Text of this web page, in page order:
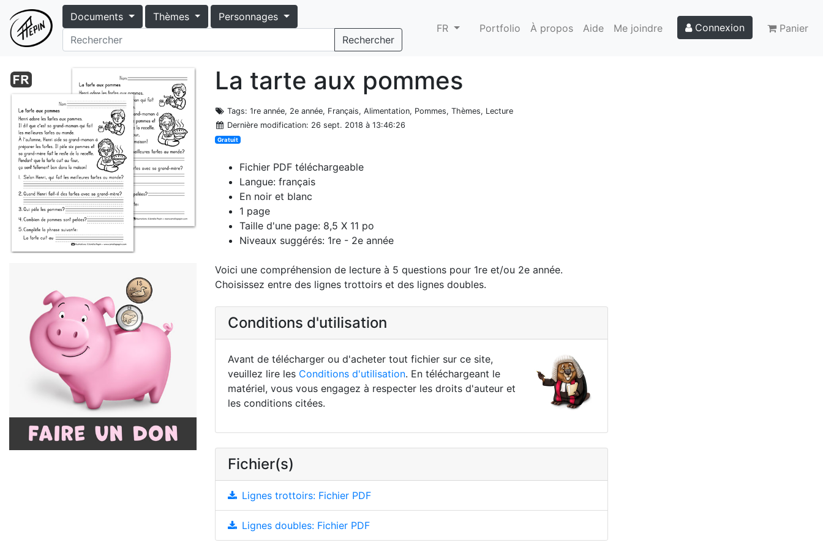
Documents Thèmes
Personnages
Rechercher
FR Portfolio À propos Aide Me joindre Connexion Panier
La tarte aux pommes
Tags: 1re année, 2e année, Français, Alimentation, Pommes, Thèmes, Lecture
Dernière modification: 26 sept. 2018 à 13:46:26
Gratuit
Fichier PDF téléchargeable
Langue: français
En noir et blanc
1 page
Taille d'une page: 8,5 X 11 po
Niveaux suggérés: 1re - 2e année
Voici une compréhension de lecture à 5 questions pour 1re et/ou 2e année.
Choisissez entre des lignes trottoirs et des lignes doubles.
Conditions d'utilisation
Avant de télécharger ou d'acheter tout fichier sur ce site,
veuillez lire les Conditions d'utilisation. En téléchargeant le
matériel, vous vous engagez à respecter les droits d'auteur et
les conditions citées.
Fichier(s)
Lignes trottoirs: Fichier PDF
Lignes doubles: Fichier PDF